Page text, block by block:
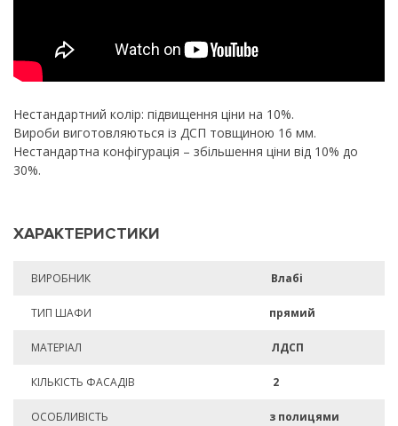
Нестандартний колір: підвищення ціни на 10%.
Вироби виготовляються із ДСП товщиною 16 мм.
Нестандартна конфігурація – збільшення ціни від 10% до
30%.
ХАРАКТЕРИСТИКИ
ВИРОБНИК Влабі
ТИП ШАФИ прямий
МАТЕРІАЛ ЛДСП
КІЛЬКІСТЬ ФАСАДІВ 2
ОСОБЛИВІСТЬ з полицями